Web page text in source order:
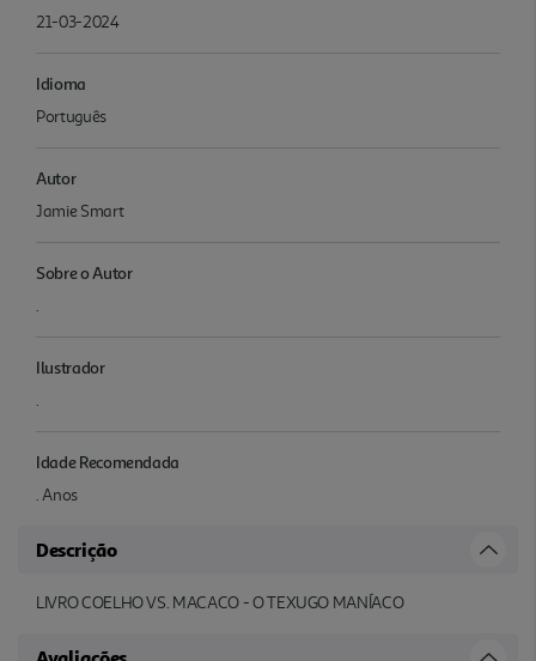
21-03-2024
Idioma
Português
Autor
Jamie Smart
Sobre o Autor
.
Ilustrador
.
Idade Recomendada
. Anos
Descrição
LIVRO COELHO VS. MACACO - O TEXUGO MANÍACO